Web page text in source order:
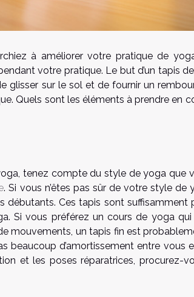
à améliorer votre pratique de
votre pratique. Le but d’un tapis de
glisser sur le sol et de fournir un
Quels sont les éléments à prendre en
tenez compte du style de yoga que
. Si vous n’êtes pas sûr de votre style de
débutants. Ces tapis sont suffisamment
Si vous préférez un cours de yoga
mouvements, un tapis fin est
beaucoup d’amortissement entre vous
et les poses réparatrices, procurez-